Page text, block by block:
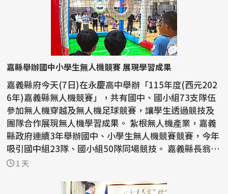
嘉縣舉辦國中小學生無人機競賽 展現學習成果
嘉義縣府今天(7日)在永慶高中舉辦「115年度(西元202
6年)嘉義縣無人機競賽」，共有國中、國小組73支隊伍
參加無人機穿越及無人機足球競賽，讓學生透過競技及
團隊合作展現無人機學習成果。 紮根無人機產業，嘉義
縣政府連續3年舉辦國中、小學生無人機競賽競賽，今年
吸引國中組23隊、國小組50隊同場競技。 嘉義縣長翁章
梁...1 天